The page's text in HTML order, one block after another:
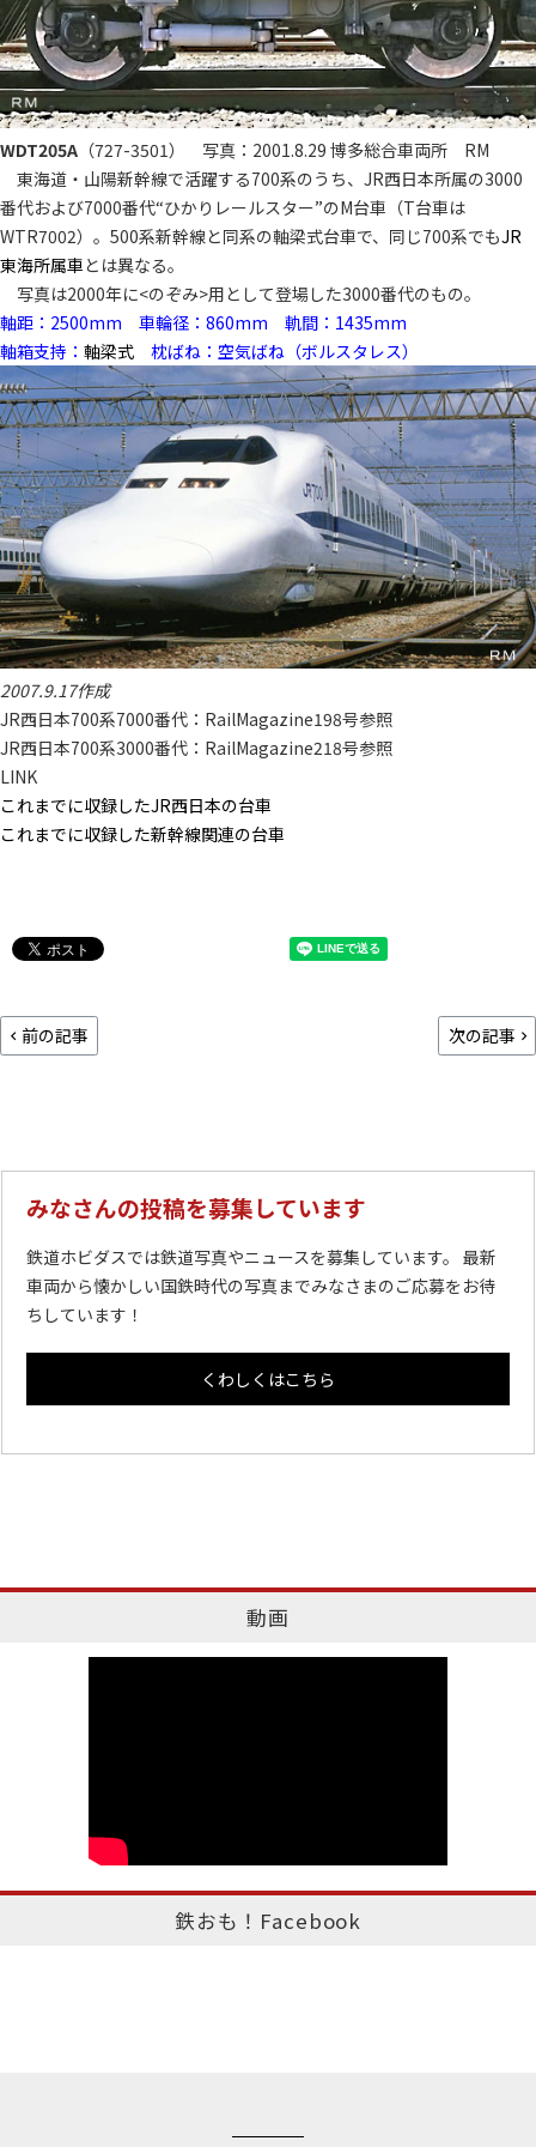
WDT205A （727-3501） 写真：2001.8.29 博多総合車両所 RM
東海道・山陽新幹線で活躍する700系のうち、JR西日本所属の3000
番代および7000番代“ひかりレールスター”のM台車（T台車は
WTR7002）。500系新幹線と同系の軸梁式台車で、同じ700系でもJR
東海所属車とは異なる。
写真は2000年に<のぞみ>用として登場した3000番代のもの。
軸距：2500mm 車輪径：860mm 軌間：1435mm
軸箱支持： 軸梁式 枕ばね：空気ばね（ボルスタレス）
2007.9.17作成
JR西日本700系7000番代：RailMagazine198号参照
JR西日本700系3000番代：RailMagazine218号参照
LINK
これまでに収録したJR西日本の台車
これまでに収録した新幹線関連の台車
前の記事 次の記事
みなさんの投稿を募集しています
鉄道ホビダスでは鉄道写真やニュースを募集しています。 最新
車両から懐かしい国鉄時代の写真までみなさまのご応募をお待
ちしています！
くわしくはこちら
動画
鉄おも！Facebook